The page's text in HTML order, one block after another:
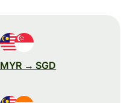
MYR → SGD